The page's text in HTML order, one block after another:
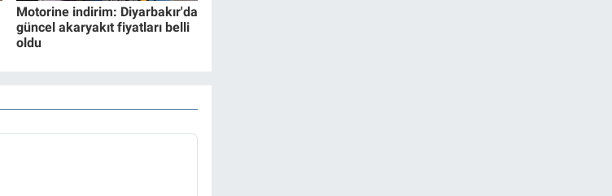
Motorine indirim: Diyarbakır'da
güncel akaryakıt fiyatları belli
oldu